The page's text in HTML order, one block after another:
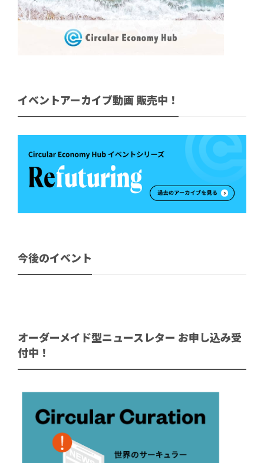
イベントアーカイブ動画 販売中！
今後のイベント
オーダーメイド型ニュースレター お申し込み受
付中！